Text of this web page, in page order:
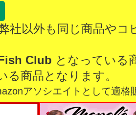
社以外も同じ商品やコ
Club となっている
る商品となります。
アソシエイトとして適格